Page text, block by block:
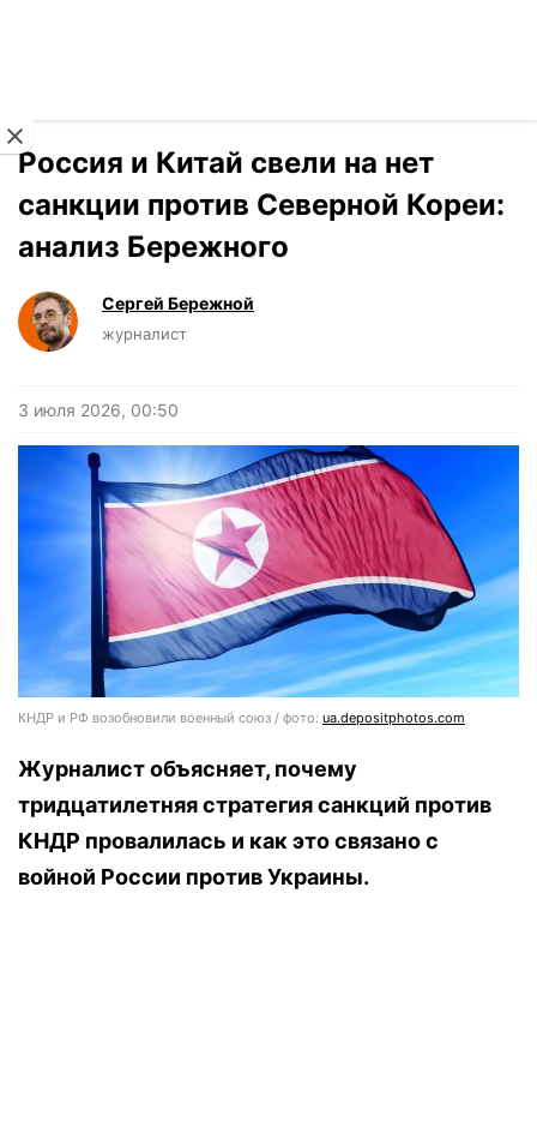
Россия и Китай свели на нет
санкции против Северной Кореи:
анализ Бережного
Сергей Бережной
журналист
3 июля 2026, 00:50
КНДР и РФ возобновили военный союз / фото: ua.depositphotos.com
Журналист объясняет, почему
тридцатилетняя стратегия санкций против
КНДР провалилась и как это связано с
войной России против Украины.